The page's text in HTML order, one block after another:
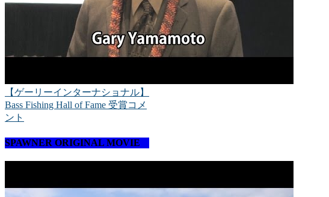
【ゲーリーインターナショナル】
Bass Fishing Hall of Fame 受賞コメ
ント
SPAWNER ORIGINAL MOVIE